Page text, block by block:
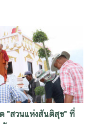
"สวนแห่งสันติสุข" ที่